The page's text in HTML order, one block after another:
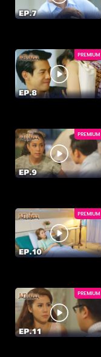
PREMIUM
PREMIUM
PREMIUM
PREMIUM